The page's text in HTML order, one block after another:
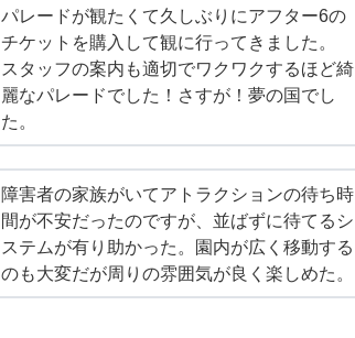
パレードが観たくて久しぶりにアフター6の
チケットを購入して観に行ってきました。
スタッフの案内も適切でワクワクするほど綺
麗なパレードでした！さすが！夢の国でし
た。
障害者の家族がいてアトラクションの待ち時
間が不安だったのですが、並ばずに待てるシ
ステムが有り助かった。園内が広く移動する
のも大変だが周りの雰囲気が良く楽しめた。